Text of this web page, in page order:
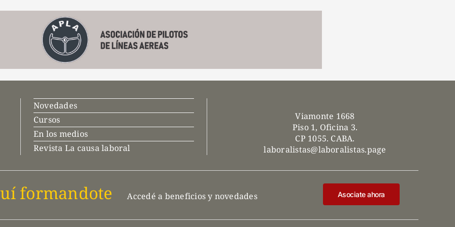
Novedades
Cursos
En los medios
Revista La causa laboral
Viamonte 1668
Piso 1, Oficina 3.
CP 1055. CABA.
laboralistas@laboralistas.page
formandote Accedé a beneficios y novedades Asociate ahora